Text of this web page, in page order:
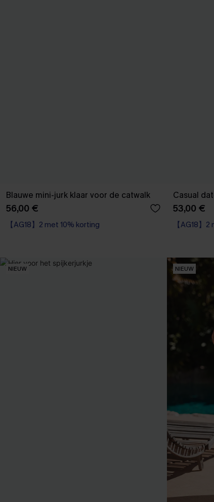
Blauwe mini-jurk klaar voor de catwalk
56,00 €
【AG18】2 met 10% korting
Casual
53,00 €
【AG18】
NIEUW NIEUW